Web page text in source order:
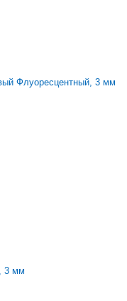
Флуоресцентный, 3 мм
3 мм